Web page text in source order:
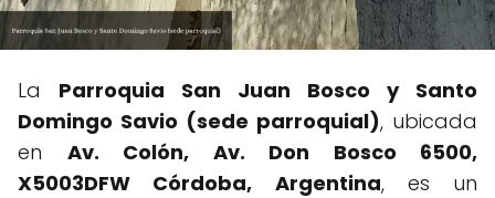
La Parroquia San Juan Bosco y Santo
Domingo Savio (sede parroquial), ubicada
en Av. Colón, Av. Don Bosco 6500,
X5003DFW Córdoba, Argentina, es un